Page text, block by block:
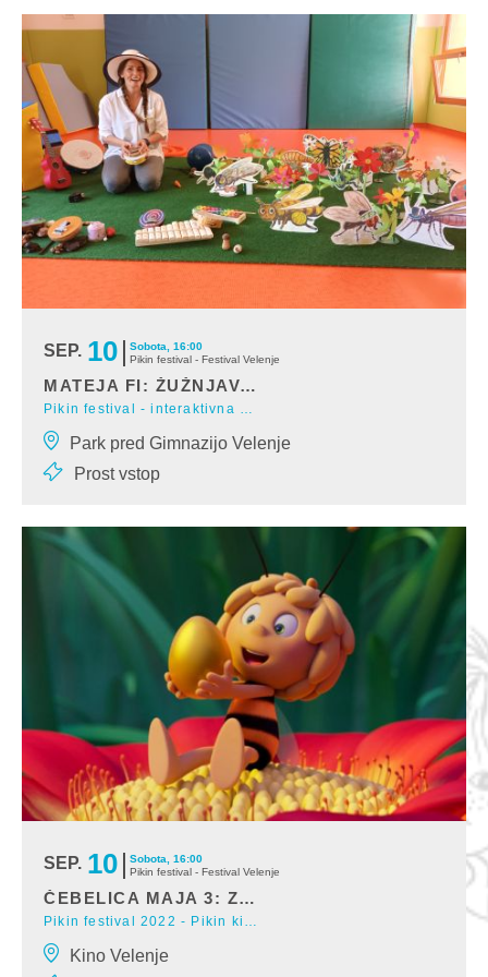
SEP. 10
Sobota, 16:00
Pikin festival - Festival Velenje
MATEJA FI: ŽUŽNJAVA DRUŠČINA
Pikin festival - interaktivna glasbena predstava
Mateja vas vabi na potovanje polno presenečenj. Ljudske in
avtorske pesmi, v katerih se pojavljajo n
Park pred Gimnazijo Velenje
Prost vstop
SEP. 10
Sobota, 16:00
Pikin festival - Festival Velenje
ČEBELICA MAJA 3: ZLATO JAJCE
Pikin festival 2022 - Pikin kino
Sinhronizirana animirana pustolovščina, 88 min (ZDA)Režija: Noel
Cleary
Kino Velenje